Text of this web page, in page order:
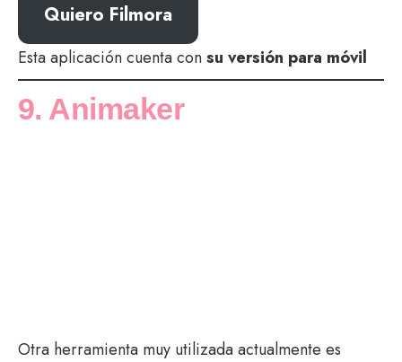
Quiero Filmora
Esta aplicación cuenta consu versión para móvil
9. Animaker
Otra herramienta muy utilizada actualmente es